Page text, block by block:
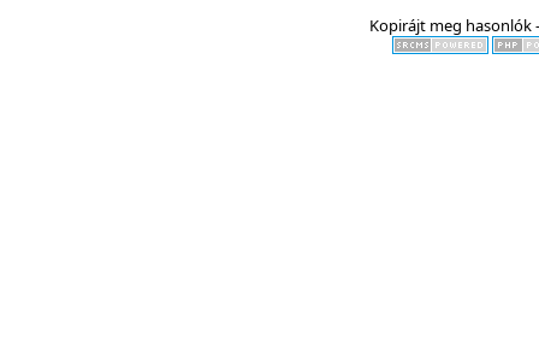
Kopirájt meg hasonlók